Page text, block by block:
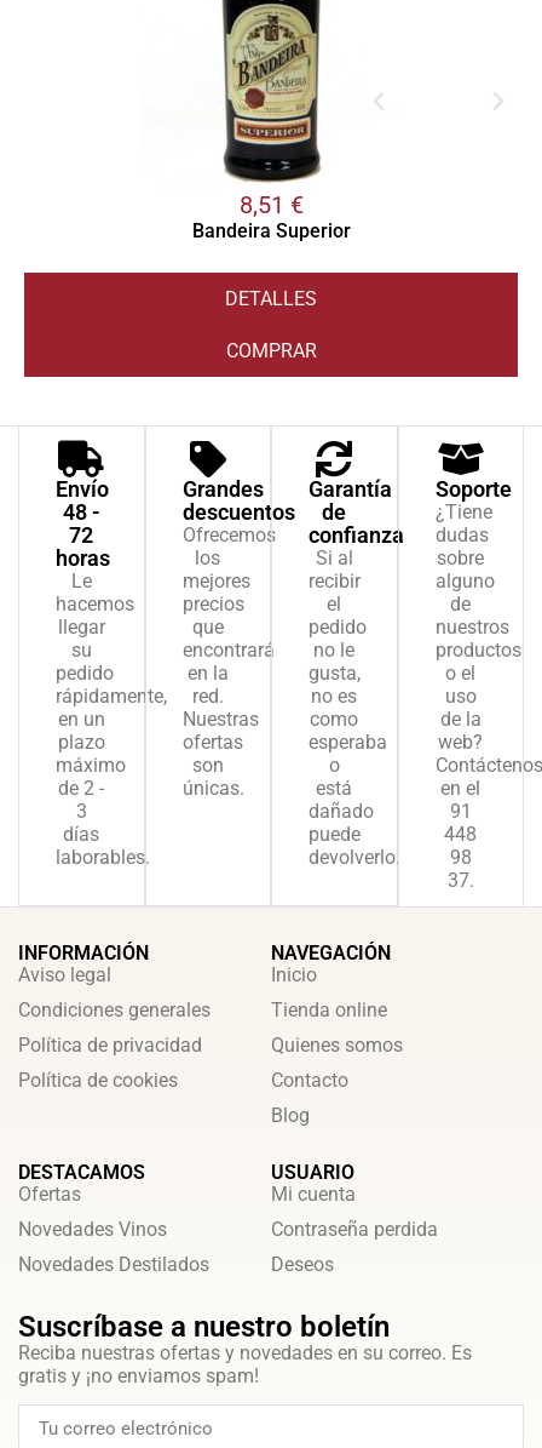
8,51 €
Bandeira Superior
DETALLES
COMPRAR
Envío
48 -
72
horas
Le
hacemos
llegar
su
pedido
rápidamente,
en un
plazo
máximo
de 2 -
3
días
laborables.
Grandes
descuentos
Ofrecemos
los
mejores
precios
que
encontrará
en la
red.
Nuestras
ofertas
son
únicas.
Garantía
de
confianza
Si al
recibir
el
pedido
no le
gusta,
no es
como
esperaba
o
está
dañado
puede
devolverlo.
Soporte
¿Tiene
dudas
sobre
alguno
de
nuestros
productos
o el
uso
de la
web?
Contáctenos
en el
91
448
98
37.
INFORMACIÓN
Aviso legal
Condiciones generales
Política de privacidad
Política de cookies
NAVEGACIÓN
Inicio
Tienda online
Quienes somos
Contacto
Blog
DESTACAMOS
Ofertas
Novedades Vinos
Novedades Destilados
USUARIO
Mi cuenta
Contraseña perdida
Deseos
Suscríbase a nuestro boletín
Reciba nuestras ofertas y novedades en su correo. Es
gratis y ¡no enviamos spam!